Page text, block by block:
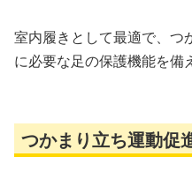
室内履きとして最適で、つ
に必要な足の保護機能を備
つかまり立ち運動促